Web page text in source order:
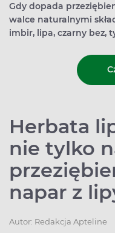
Gdy dopada
walce naturalnymi
imbir, lipa, czarny bez,
Herbata
nie tylko
napar z
Autor: Redakcja Apteline